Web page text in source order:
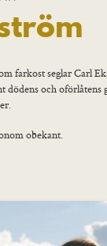
farkost seglar Carl
dödens och oförlåtens
obekant.